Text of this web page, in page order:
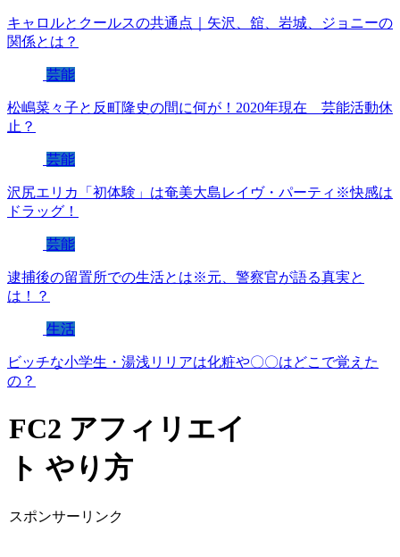
キャロルとクールスの共通点｜矢沢、舘、岩城、ジョニーの
関係とは？
芸能
松嶋菜々子と反町隆史の間に何が！2020年現在 芸能活動休
止？
芸能
沢尻エリカ「初体験」は奄美大島レイヴ・パーティ※快感は
ドラッグ！
芸能
逮捕後の留置所での生活とは※元、警察官が語る真実と
は！？
生活
ビッチな小学生・湯浅リリアは化粧や〇〇はどこで覚えた
の？
FC2 アフィリエイ
ト やり方
スポンサーリンク